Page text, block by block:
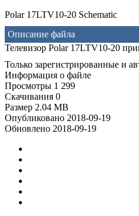
Polar 17LTV10-20 Schematic
Описание файла
Телевизор Polar 17LTV10-20
Только зарегистрированные и
Информация о файле
Просмотры 1 299
Скачивания 0
Размер 2.04 MB
Опубликовано 2018-09-19
Обновлено 2018-09-19